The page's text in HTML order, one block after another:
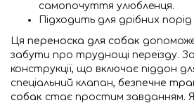
самопочуття улюбленця.
Підходить для дрібних
Ця переноска для собак
забути про труднощі переїзду.
конструкції, що включає піддон
спеціальний клапан, безпечне
собак стає простим завданням.